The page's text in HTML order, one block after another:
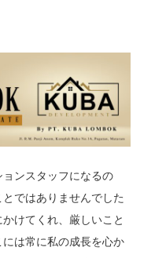
ンスタッフになるの
ではありませんでした
けてくれ、厳しいこと
は常に私の成長を心か